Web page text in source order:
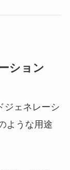
ション
ジェネレーシ
ような用途